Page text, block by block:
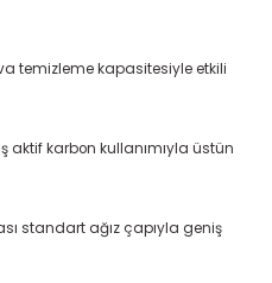
temizleme kapasitesiyle etkili
aktif karbon kullanımıyla üstün
standart ağız çapıyla geniş